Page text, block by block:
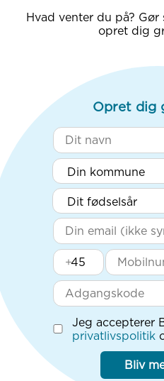
Hvad venter du på? Gør
opret dig
Opret dig
+
Jeg accepterer
privatlivspolitik
Bliv